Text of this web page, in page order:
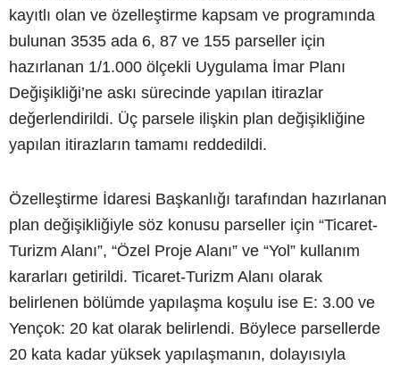
kayıtlı olan ve özelleştirme kapsam ve programında
bulunan 3535 ada 6, 87 ve 155 parseller için
hazırlanan 1/1.000 ölçekli Uygulama İmar Planı
Değişikliği’ne askı sürecinde yapılan itirazlar
değerlendirildi. Üç parsele ilişkin plan değişikliğine
yapılan itirazların tamamı reddedildi.
Özelleştirme İdaresi Başkanlığı tarafından hazırlanan
plan değişikliğiyle söz konusu parseller için “Ticaret-
Turizm Alanı”, “Özel Proje Alanı” ve “Yol” kullanım
kararları getirildi. Ticaret-Turizm Alanı olarak
belirlenen bölümde yapılaşma koşulu ise E: 3.00 ve
Yençok: 20 kat olarak belirlendi. Böylece parsellerde
20 kata kadar yüksek yapılaşmanın, dolayısıyla